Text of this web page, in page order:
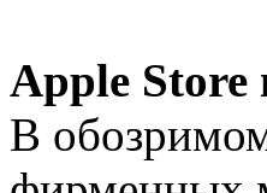
Apple Store
В